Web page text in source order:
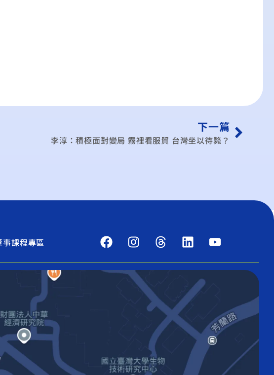
下一篇
李淳：積極面對變局 霧裡看服貿 台灣坐以待斃？
事課程專區